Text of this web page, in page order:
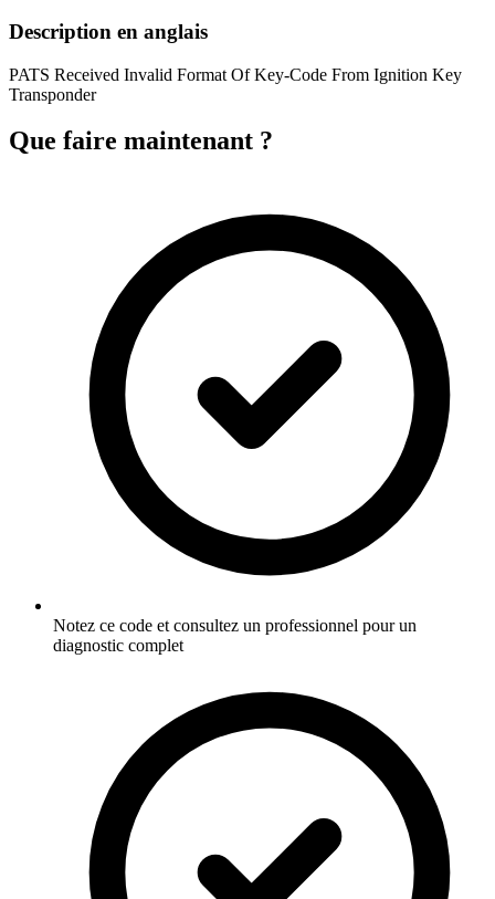
Description en anglais
PATS Received Invalid Format Of Key-Code From Ignition Key
Transponder
Que faire maintenant ?
Notez ce code et consultez un professionnel pour un
diagnostic complet